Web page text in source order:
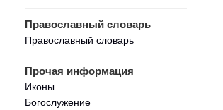
Православный словарь
Православный словарь
Прочая информация
Иконы
Богослужение